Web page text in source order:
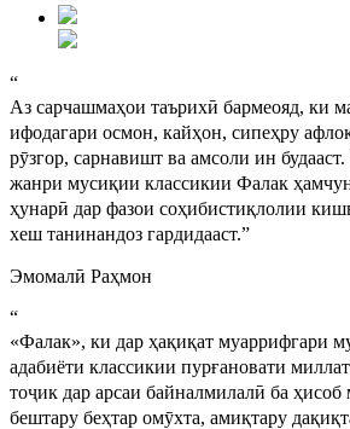
“
Аз сарчашмаҳои таърихӣ бармеояд, ки
ифодагари осмон, кайҳон, сипеҳру
рӯзгор, сарнавишт ва амсоли ин
жанри мусиқии классикии Фалак
ҳунарӣ дар фазои соҳибистиқлолии
хеш танинандоз гардидааст.”
Эмомалӣ Раҳмон
“
«Фалак», ки дар ҳақиқат муаррифгари
адабиёти классикии пурғановати
тоҷик дар арсаи байналмилалӣ ба ҳисоб
бештару беҳтар омӯхта, амиқтару